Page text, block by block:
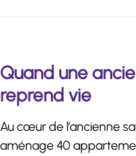
Quand une
reprend vie
Au cœur de l’ancienne
aménage 40